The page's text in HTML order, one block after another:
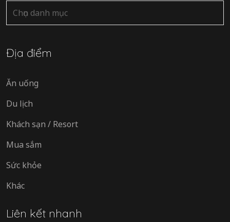
Danh
mục
Địa điểm
Ăn uống
Du lịch
Khách sạn / Resort
Mua sắm
Sức khỏe
Khác
Liên kết nhanh